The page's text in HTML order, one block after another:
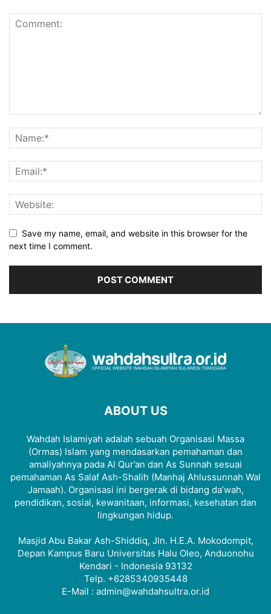
Save my name, email, and website in this browser for the
next time I comment.
ABOUT US
Wahdah Islamiyah adalah sebuah Organisasi Massa
(Ormas) Islam yang mendasarkan pemahaman dan
amaliyahnya pada Al Qur’an dan As Sunnah sesuai
pemahaman As Salaf Ash-Shalih (Manhaj Ahlussunnah Wal
Jamaah). Organisasi ini bergerak di bidang da’wah,
pendidikan, sosial, kewanitaan, informasi, kesehatan dan
lingkungan hidup.
Masjid Abu Bakar Ash-Shiddiq, Jln. H.E.A. Mokodompit,
Depan Kampus Baru Universitas Halu Oleo, Anduonohu
Kendari - Indonesia 93132
Telp. +6285340935448
E-Mail : admin@wahdahsultra.or.id